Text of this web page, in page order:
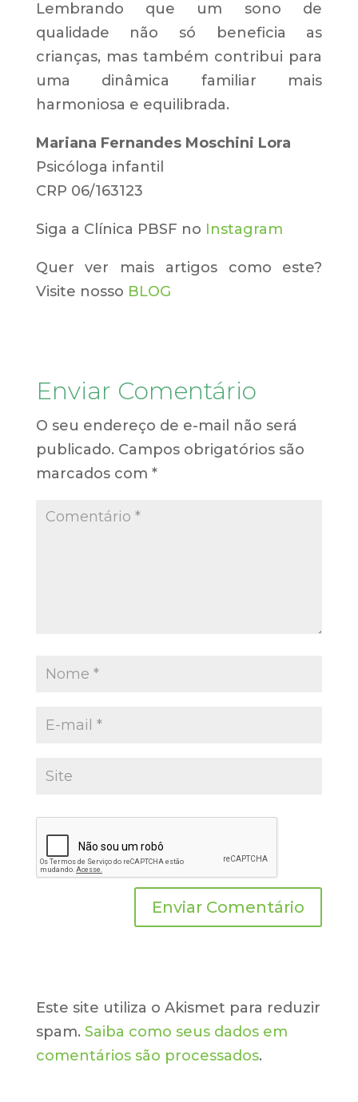
Lembrando que um sono de
qualidade não só beneficia as
crianças, mas também contribui para
uma dinâmica familiar mais
harmoniosa e equilibrada.
Mariana Fernandes Moschini Lora
Psicóloga infantil
CRP 06/163123
Siga a Clínica PBSF no Instagram
Quer ver mais artigos como este?
Visite nosso BLOG
Enviar Comentário
O seu endereço de e-mail não será
publicado. Campos obrigatórios são
marcados com *
Este site utiliza o Akismet para reduzir
spam. Saiba como seus dados em
comentários são processados.